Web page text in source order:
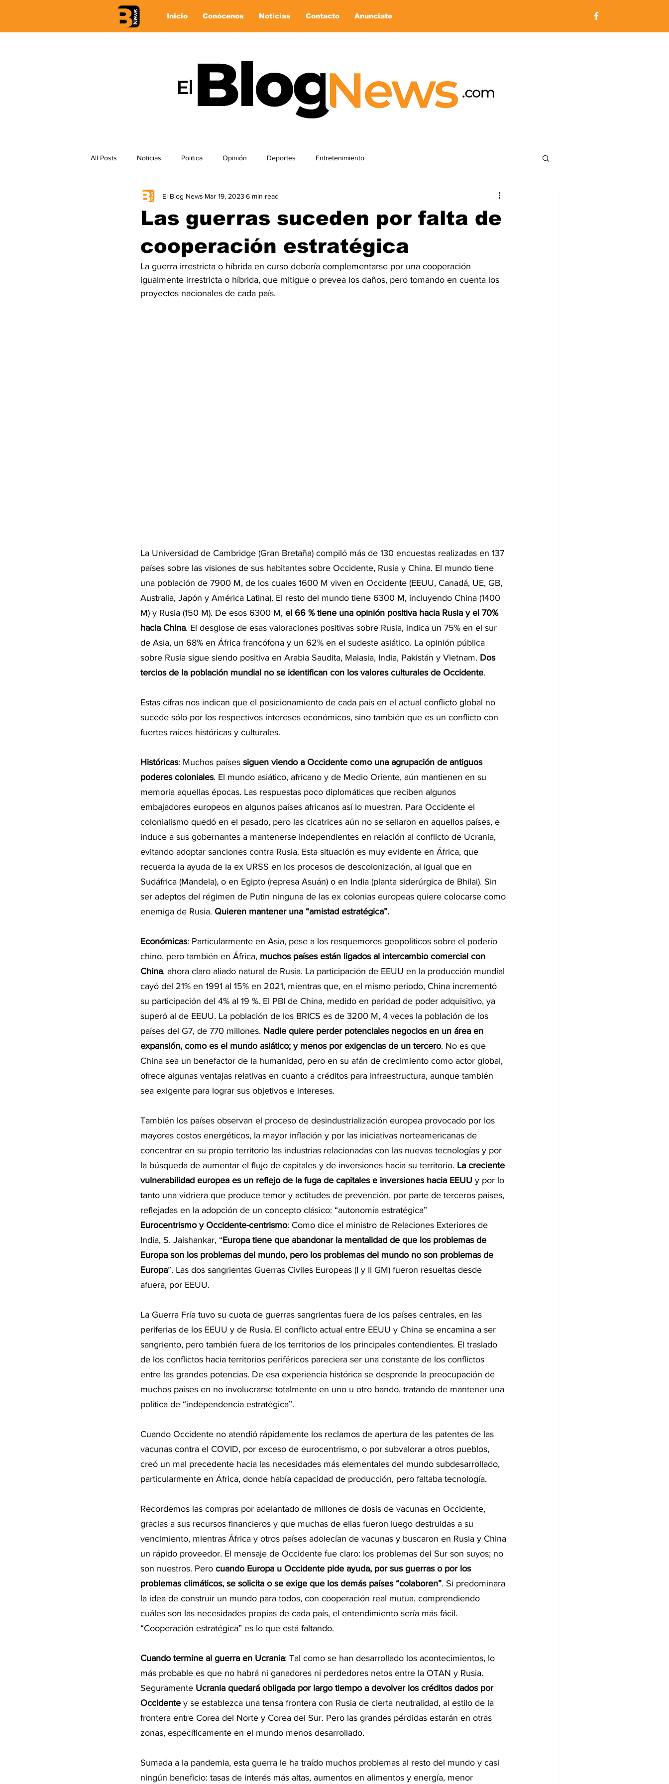
Inicio Conócenos Noticias Contacto Anunciate
All Posts Noticias Politica Opinión Deportes Entretenimiento
Las guerras suceden por falta de
cooperación estratégica
El Blog News Mar 19, 2023 6 min read
La guerra irrestricta o híbrida en curso debería complementarse por una cooperación
igualmente irrestricta o híbrida, que mitigue o prevea los daños, pero tomando en cuenta los
proyectos nacionales de cada país.
La Universidad de Cambridge (Gran Bretaña) compiló más de 130 encuestas realizadas en 137
países sobre las visiones de sus habitantes sobre Occidente, Rusia y China. El mundo tiene
una población de 7900 M, de los cuales 1600 M viven en Occidente (EEUU, Canadá, UE, GB,
Australia, Japón y América Latina). El resto del mundo tiene 6300 M, incluyendo China (1400
M) y Rusia (150 M). De esos 6300 M, el 66 % tiene una opinión positiva hacia Rusia y el 70%
hacia China. El desglose de esas valoraciones positivas sobre Rusia, indica un 75% en el sur
de Asia, un 68% en África francófona y un 62% en el sudeste asiático. La opinión pública
sobre Rusia sigue siendo positiva en Arabia Saudita, Malasia, India, Pakistán y Vietnam. Dos
tercios de la población mundial no se identifican con los valores culturales de Occidente.
Estas cifras nos indican que el posicionamiento de cada país en el actual conflicto global no
sucede sólo por los respectivos intereses económicos, sino también que es un conflicto con
fuertes raíces históricas y culturales.
Históricas: Muchos países siguen viendo a Occidente como una agrupación de antiguos
poderes coloniales. El mundo asiático, africano y de Medio Oriente, aún mantienen en su
memoria aquellas épocas. Las respuestas poco diplomáticas que reciben algunos
embajadores europeos en algunos países africanos así lo muestran. Para Occidente el
colonialismo quedó en el pasado, pero las cicatrices aún no se sellaron en aquellos países, e
induce a sus gobernantes a mantenerse independientes en relación al conflicto de Ucrania,
evitando adoptar sanciones contra Rusia. Esta situación es muy evidente en África, que
recuerda la ayuda de la ex URSS en los procesos de descolonización, al igual que en
Sudáfrica (Mandela), o en Egipto (represa Asuán) o en India (planta siderúrgica de Bhilai). Sin
ser adeptos del régimen de Putin ninguna de las ex colonias europeas quiere colocarse como
enemiga de Rusia. Quieren mantener una “amistad estratégica”.
Económicas: Particularmente en Asia, pese a los resquemores geopolíticos sobre el poderío
chino, pero también en África, muchos países están ligados al intercambio comercial con
China, ahora claro aliado natural de Rusia. La participación de EEUU en la producción mundial
cayó del 21% en 1991 al 15% en 2021, mientras que, en el mismo período, China incrementó
su participación del 4% al 19 %. El PBI de China, medido en paridad de poder adquisitivo, ya
superó al de EEUU. La población de los BRICS es de 3200 M, 4 veces la población de los
países del G7, de 770 millones. Nadie quiere perder potenciales negocios en un área en
expansión, como es el mundo asiático; y menos por exigencias de un tercero. No es que
China sea un benefactor de la humanidad, pero en su afán de crecimiento como actor global,
ofrece algunas ventajas relativas en cuanto a créditos para infraestructura, aunque también
sea exigente para lograr sus objetivos e intereses.
También los países observan el proceso de desindustrialización europea provocado por los
mayores costos energéticos, la mayor inflación y por las iniciativas norteamericanas de
concentrar en su propio territorio las industrias relacionadas con las nuevas tecnologías y por
la búsqueda de aumentar el flujo de capitales y de inversiones hacia su territorio. La creciente
vulnerabilidad europea es un reflejo de la fuga de capitales e inversiones hacia EEUU y por lo
tanto una vidriera que produce temor y actitudes de prevención, por parte de terceros países,
reflejadas en la adopción de un concepto clásico: “autonomía estratégica”
Eurocentrismo y Occidente-centrismo: Como dice el ministro de Relaciones Exteriores de
India, S. Jaishankar, “Europa tiene que abandonar la mentalidad de que los problemas de
Europa son los problemas del mundo, pero los problemas del mundo no son problemas de
Europa”. Las dos sangrientas Guerras Civiles Europeas (I y II GM) fueron resueltas desde
afuera, por EEUU.
La Guerra Fría tuvo su cuota de guerras sangrientas fuera de los países centrales, en las
periferias de los EEUU y de Rusia. El conflicto actual entre EEUU y China se encamina a ser
sangriento, pero también fuera de los territorios de los principales contendientes. El traslado
de los conflictos hacia territorios periféricos pareciera ser una constante de los conflictos
entre las grandes potencias. De esa experiencia histórica se desprende la preocupación de
muchos países en no involucrarse totalmente en uno u otro bando, tratando de mantener una
política de “independencia estratégica”.
Cuando Occidente no atendió rápidamente los reclamos de apertura de las patentes de las
vacunas contra el COVID, por exceso de eurocentrismo, o por subvalorar a otros pueblos,
creó un mal precedente hacia las necesidades más elementales del mundo subdesarrollado,
particularmente en África, donde había capacidad de producción, pero faltaba tecnología.
Recordemos las compras por adelantado de millones de dosis de vacunas en Occidente,
gracias a sus recursos financieros y que muchas de ellas fueron luego destruidas a su
vencimiento, mientras África y otros países adolecían de vacunas y buscaron en Rusia y China
un rápido proveedor. El mensaje de Occidente fue claro: los problemas del Sur son suyos; no
son nuestros. Pero cuando Europa u Occidente pide ayuda, por sus guerras o por los
problemas climáticos, se solicita o se exige que los demás países “colaboren”. Si predominara
la idea de construir un mundo para todos, con cooperación real mutua, comprendiendo
cuáles son las necesidades propias de cada país, el entendimiento sería más fácil.
“Cooperación estratégica” es lo que está faltando.
Cuando termine al guerra en Ucrania: Tal como se han desarrollado los acontecimientos, lo
más probable es que no habrá ni ganadores ni perdedores netos entre la OTAN y Rusia.
Seguramente Ucrania quedará obligada por largo tiempo a devolver los créditos dados por
Occidente y se establezca una tensa frontera con Rusia de cierta neutralidad, al estilo de la
frontera entre Corea del Norte y Corea del Sur. Pero las grandes pérdidas estarán en otras
zonas, específicamente en el mundo menos desarrollado.
Sumada a la pandemia, esta guerra le ha traído muchos problemas al resto del mundo y casi
ningún beneficio: tasas de interés más altas, aumentos en alimentos y energía, menor